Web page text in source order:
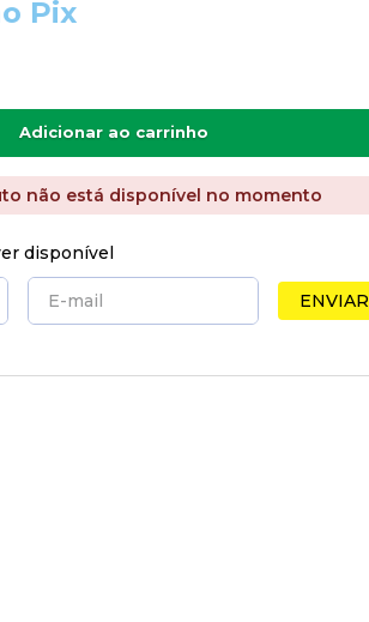
Pix
Adicionar ao carrinho
não está disponível no momento
disponível
ENVIAR